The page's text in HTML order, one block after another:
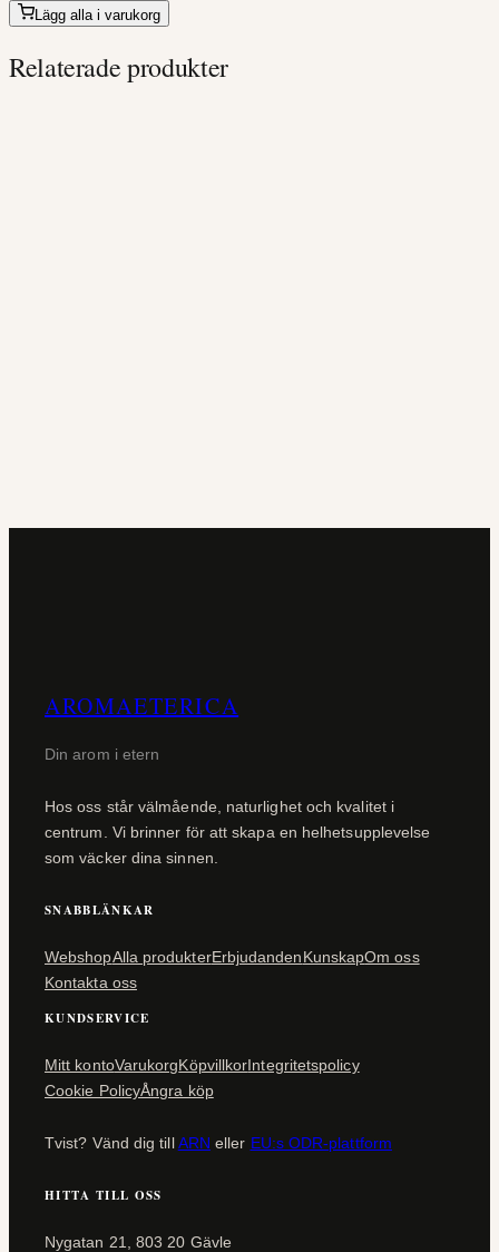
priset
275,0kr.
priset
99,0kr.
Lägg alla i varukorg
Relaterade produkter
AROMAETERICA
Din arom i etern
Hos oss står välmående, naturlighet och kvalitet i
centrum. Vi brinner för att skapa en helhetsupplevelse
som väcker dina sinnen.
SNABBLÄNKAR
WebshopAlla produkterErbjudandenKunskapOm oss
Kontakta oss
KUNDSERVICE
Mitt kontoVarukorgKöpvillkorIntegritetspolicy
Cookie PolicyÅngra köp
Tvist? Vänd dig tillARN eller EU:s ODR-plattform
HITTA TILL OSS
Nygatan 21, 803 20 Gävle